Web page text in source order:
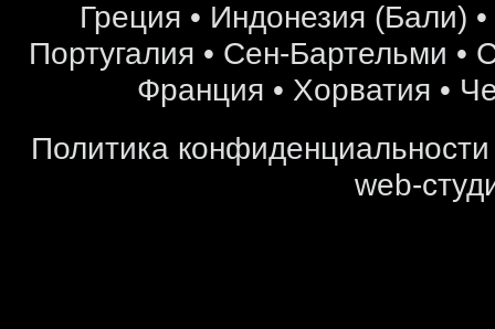
Греция • Индонезия (Бали) •
Португалия • Сен-Бартельми •
Франция • Хорватия •
Политика конфиденциальности
web-